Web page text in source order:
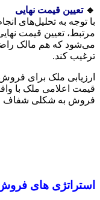
🔹 تعیین قیمت نهایی
با توجه به تحلیل‌های
مرتبط، تعیین قیمت
می‌شود که هم مالک
ترغیب کند.
ارزیابی ملک برای
قیمت اعلامی ملک با
فروش به شکلی شفاف و
استراتژی های